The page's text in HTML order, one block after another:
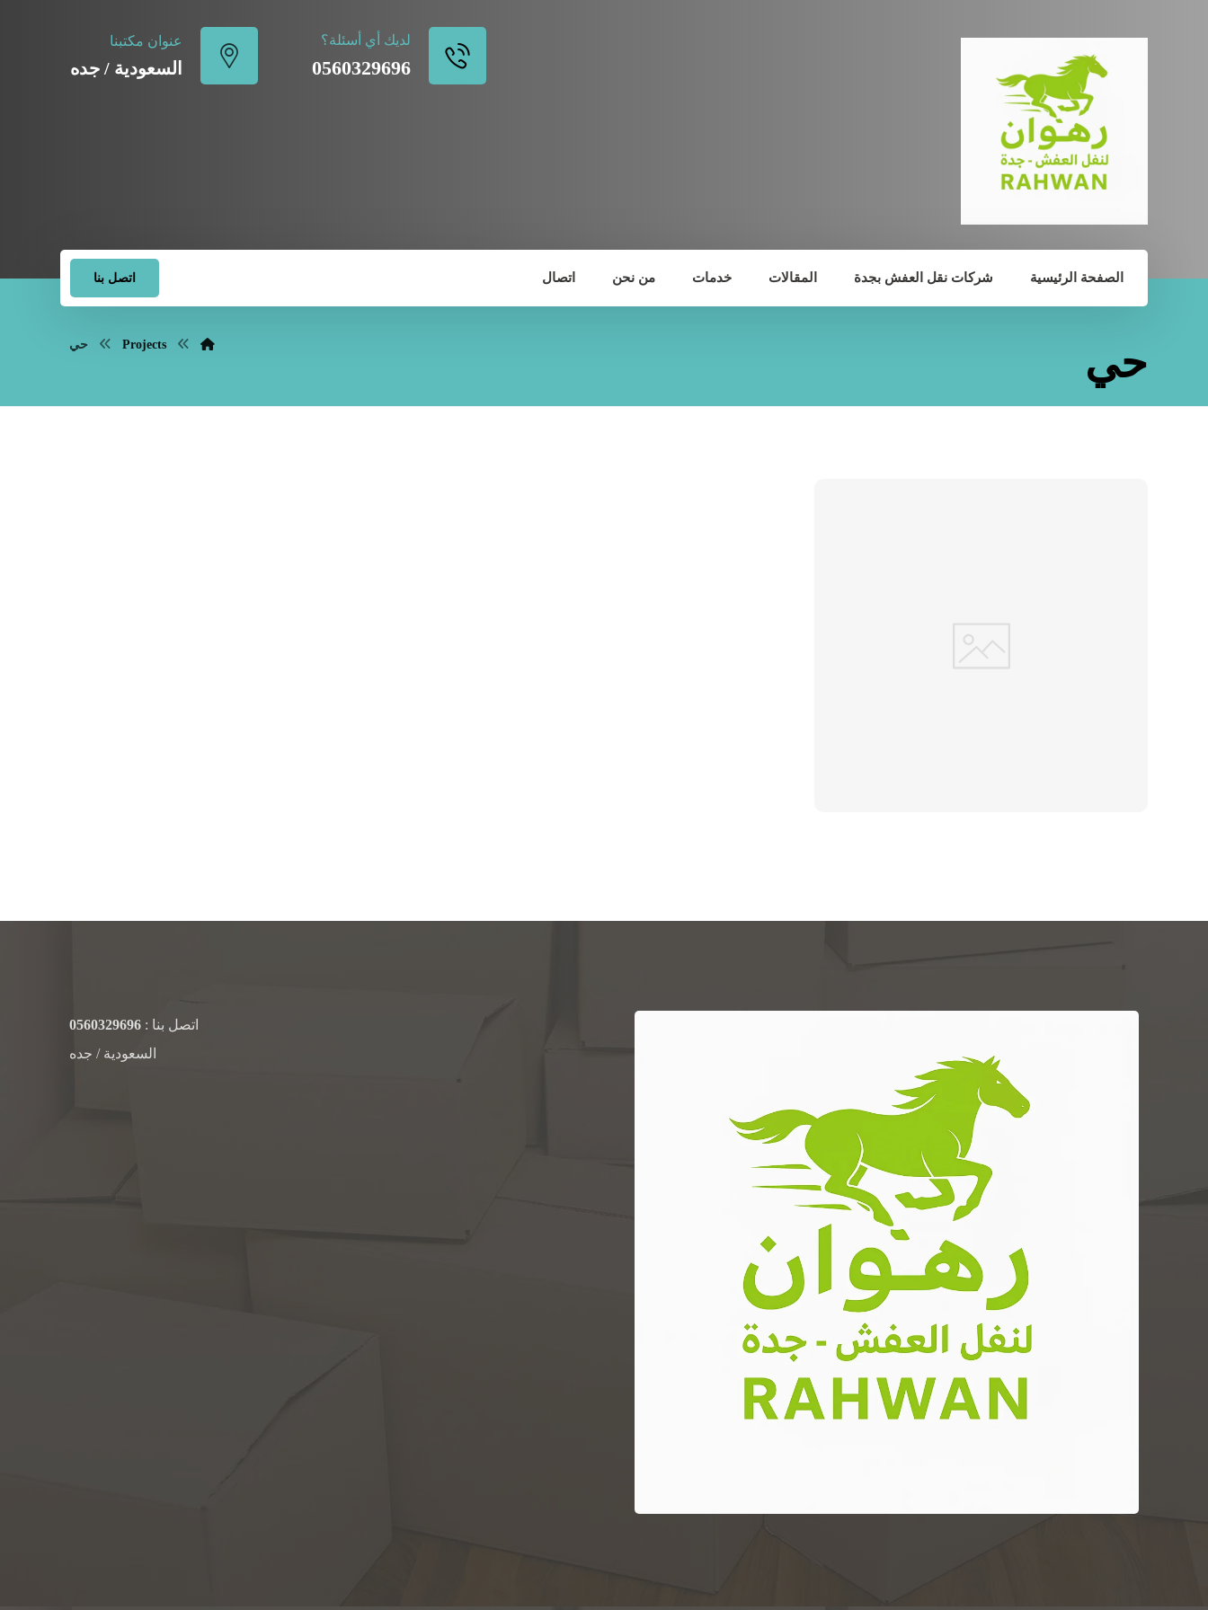
عنوان مكتبنا
السعودية / جده
لديك أي أسئلة؟
0560329696
الصفحة الرئيسية شركات نقل العفش بجدة المقالات خدمات من نحن اتصال اتصل بنا
حي Projects حي
اتصل بنا : 0560329696
السعودية / جده